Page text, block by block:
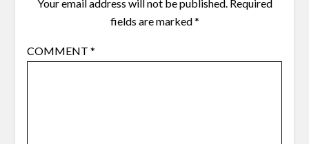
Your email address will not be published. Required
fields are marked*
COMMENT *